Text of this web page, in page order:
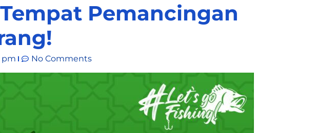
Pemancingan
pm No Comments